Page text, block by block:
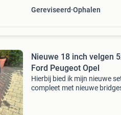
Gereviseerd Ophalen
Nieuwe 18 inch velgen 5x108
Ford Peugeot Opel
Hierbij bied ik mijn nieuwe
compleet met nieuwe